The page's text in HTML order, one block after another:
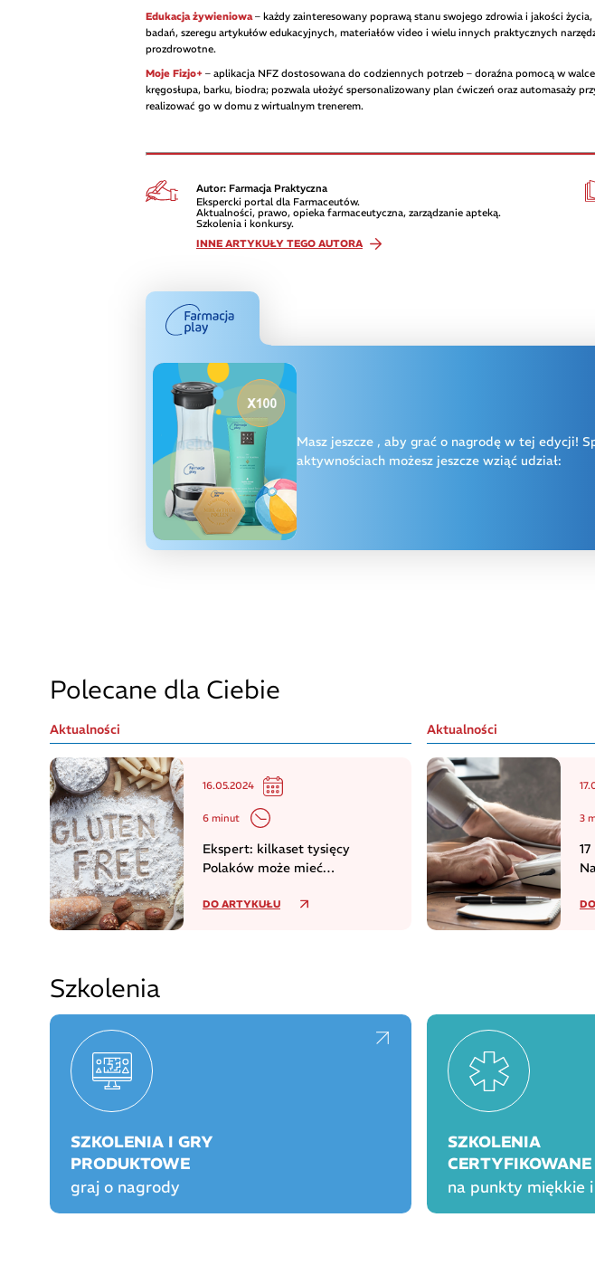
Edukacja żywieniowa– każdy zainteresowany poprawą stanu swojego zdrowia i jakości
badań, szeregu artykułów edukacyjnych, materiałów video i wielu innych praktycznych
prozdrowotne.
Moje Fizjo+– aplikacja NFZ dostosowana do codziennych potrzeb – doraźna pomocą w
kręgosłupa, barku, biodra; pozwala ułożyć spersonalizowany plan ćwiczeń oraz automasaży
realizować go w domu z wirtualnym trenerem.
Autor: Farmacja Praktyczna
Ekspercki portal dla Farmaceutów.
Aktualności, prawo, opieka farmaceutyczna, zarządzanie apteką.
Szkolenia i konkursy.
INNE ARTYKUŁY TEGO AUTORA
Masz jeszcze , aby grać o nagrodę w tej edycji!
aktywnościach możesz jeszcze wziąć udział:
Polecane dla Ciebie
Aktualności
16.05.2024
6 minut
Ekspert: kilkaset tysięcy
Polaków może mieć
DO ARTYKUŁU
Aktualności
3
Szkolenia
SZKOLENIA I GRY
PRODUKTOWE
graj o nagrody
SZKOLENIA
CERTYFIKOWANE
na punkty miękkie